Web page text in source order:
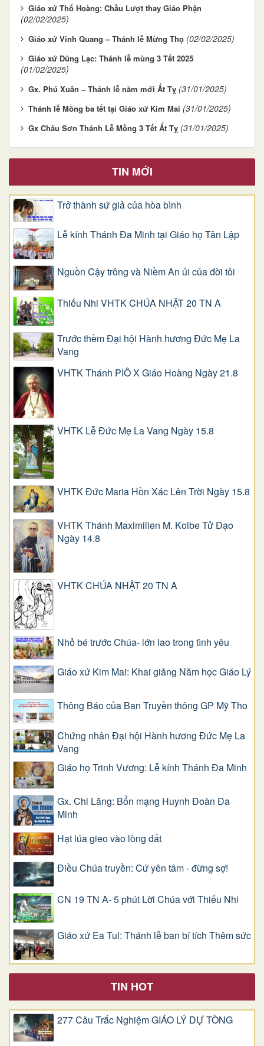
Giáo xứ Thổ Hoàng: Chầu Lượt thay Giáo Phận
(02/02/2025)
Giáo xứ Vinh Quang – Thánh lễ Mừng Thọ (02/02/2025)
Giáo xứ Dũng Lạc: Thánh lễ mùng 3 Tết 2025
(01/02/2025)
Gx. Phú Xuân – Thánh lễ năm mới Ất Tỵ (31/01/2025)
Thánh lễ Mồng ba tết tại Giáo xứ Kim Mai (31/01/2025)
Gx Châu Sơn Thánh Lễ Mồng 3 Tết Ất Tỵ (31/01/2025)
TIN MỚI
Trở thành sứ giả của hòa bình
Lễ kính Thánh Đa Minh tại Giáo họ Tân Lập
Nguồn Cậy trông và Niềm An ủi của đời tôi
Thiếu Nhi VHTK CHÚA NHẬT 20 TN A
Trước thềm Đại hội Hành hương Đức Mẹ La
Vang
VHTK Thánh PIÔ X Giáo Hoàng Ngày 21.8
VHTK Lễ Đức Mẹ La Vang Ngày 15.8
VHTK Đức Maria Hồn Xác Lên Trời Ngày 15.8
VHTK Thánh Maximilien M. Kolbe Tử Đạo
Ngày 14.8
VHTK CHÚA NHẬT 20 TN A
Nhỏ bé trước Chúa- lớn lao trong tình yêu
Giáo xứ Kim Mai: Khai giảng Năm học Giáo Lý
Thông Báo của Ban Truyền thông GP Mỹ Tho
Chứng nhân Đại hội Hành hương Đức Mẹ La
Vang
Giáo họ Trinh Vương: Lễ kính Thánh Đa Minh
Gx. Chi Lăng: Bổn mạng Huynh Đoàn Đa
Minh
Hạt lúa gieo vào lòng đất
Điều Chúa truyền: Cứ yên tâm - đừng sợ!
CN 19 TN A- 5 phút Lời Chúa với Thiếu Nhi
Giáo xứ Ea Tul: Thánh lễ ban bí tích Thêm sức
TIN HOT
277 Câu Trắc Nghiệm GIÁO LÝ DỰ TÒNG